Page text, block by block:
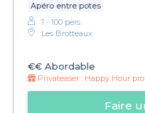
Apéro entre potes
1 - 100 pers.
Les Brotteaux
€€ Abordable
Privateaser : Happy Hour
Faire